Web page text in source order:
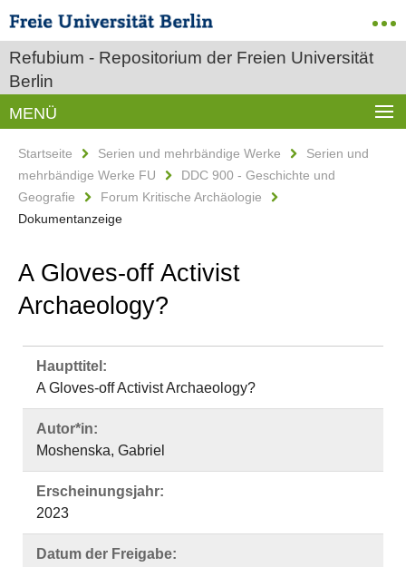
Refubium - Repositorium der Freien Universität
Berlin
MENÜ
Startseite Serien und mehrbändige Werke
Serien und
mehrbändige Werke FU
DDC 900 - Geschichte und
Geografie
Forum Kritische Archäologie
Dokumentanzeige
A Gloves-off Activist
Archaeology?
Haupttitel:
A Gloves-off Activist Archaeology?
Autor*in:
Moshenska, Gabriel
Erscheinungsjahr:
2023
Datum der Freigabe: